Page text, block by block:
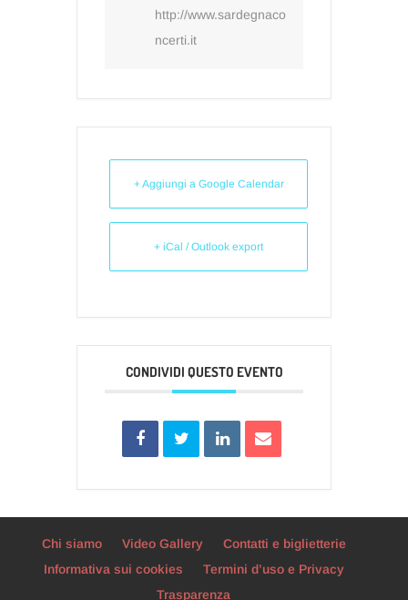
http://www.sardegnaco
ncerti.it
+ Aggiungi a Google Calendar
+ iCal / Outlook export
CONDIVIDI QUESTO EVENTO
Chi siamo Video Gallery
Contatti e biglietterie
Informativa sui cookies
Termini d’uso e Privacy
Trasparenza